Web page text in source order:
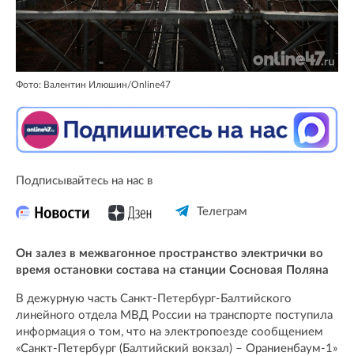
Фото: Валентин Илюшин/Online47
Подписывайтесь на нас в
Телеграм
Он залез в межвагонное пространство электрички во
время остановки состава на станции Сосновая Поляна
В дежурную часть Санкт-Петербург-Балтийского
линейного отдела МВД России на транспорте поступила
информация о том, что на электропоезде сообщением
«Санкт-Петербург (Балтийский вокзал) – Ораниенбаум-1»